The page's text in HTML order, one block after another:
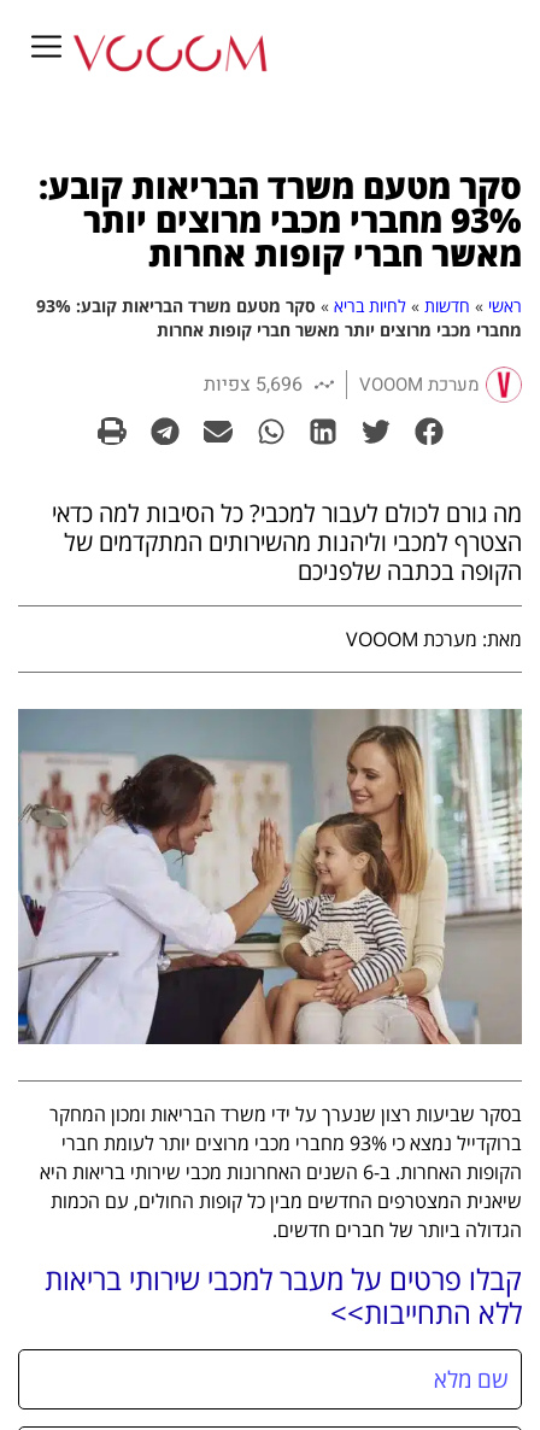
סקר מטעם משרד הבריאות קובע:
93% מחברי מכבי מרוצים יותר
מאשר חברי קופות אחרות
ראשי » חדשות » לחיות בריא »
סקר מטעם משרד הבריאות קובע: 93%
מחברי מכבי מרוצים יותר מאשר חברי קופות אחרות
מערכת VOOOM 5,696 צפיות
מה גורם לכולם לעבור למכבי? כל הסיבות למה כדאי
הצטרף למכבי וליהנות מהשירותים המתקדמים של
הקופה בכתבה שלפניכם
מאת: מערכת VOOOM
בסקר שביעות רצון שנערך על ידי משרד הבריאות ומכון המחקר
ברוקדייל נמצא כי 93% מחברי מכבי מרוצים יותר לעומת חברי
הקופות האחרות. ב-6 השנים האחרונות מכבי שירותי בריאות היא
שיאנית המצטרפים החדשים מבין כל קופות החולים, עם הכמות
הגדולה ביותר של חברים חדשים.
קבלו פרטים על מעבר למכבי שירותי בריאות
ללא התחייבות>>